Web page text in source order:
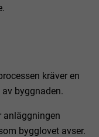
kräver en
byggnaden.
anläggningen
bygglovet avser.